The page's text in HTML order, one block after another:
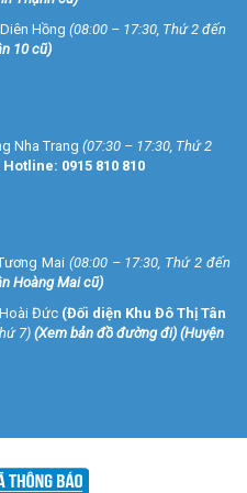
Hồng (08:00 – 17:30, Thứ 2 đến
10 cũ)
Nha Trang (07:30 – 17:30, Thứ 2
Hotline: 0915 810 810
Mai (08:00 – 17:30, Thứ 2 đến
Hoàng Mai cũ)
Hoài Đức (Đối diện Khu Đô Thị Tân
7) (Xem bản đồ đường đi) (Huyện